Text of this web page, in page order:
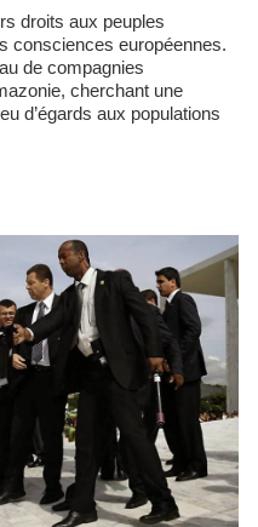
droits aux peuples
consciences européennes.
de compagnies
cherchant une
d’égards aux populations